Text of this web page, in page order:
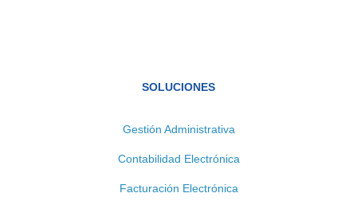
SOLUCIONES
Gestión Administrativa
Contabilidad Electrónica
Facturación Electrónica